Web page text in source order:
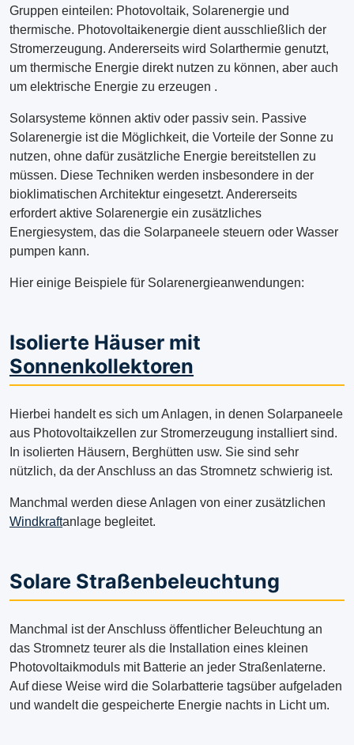
Gruppen einteilen: Photovoltaik, Solarenergie und
thermische. Photovoltaikenergie dient ausschließlich der
Stromerzeugung. Andererseits wird Solarthermie genutzt,
um thermische Energie direkt nutzen zu können, aber auch
um elektrische Energie zu erzeugen .
Solarsysteme können aktiv oder passiv sein. Passive
Solarenergie ist die Möglichkeit, die Vorteile der Sonne zu
nutzen, ohne dafür zusätzliche Energie bereitstellen zu
müssen. Diese Techniken werden insbesondere in der
bioklimatischen Architektur eingesetzt. Andererseits
erfordert aktive Solarenergie ein zusätzliches
Energiesystem, das die Solarpaneele steuern oder Wasser
pumpen kann.
Hier einige Beispiele für Solarenergieanwendungen:
Isolierte Häuser mit
Sonnenkollektoren
Hierbei handelt es sich um Anlagen, in denen Solarpaneele
aus Photovoltaikzellen zur Stromerzeugung installiert sind.
In isolierten Häusern, Berghütten usw. Sie sind sehr
nützlich, da der Anschluss an das Stromnetz schwierig ist.
Manchmal werden diese Anlagen von einer zusätzlichen
Windkraftanlage begleitet.
Solare Straßenbeleuchtung
Manchmal ist der Anschluss öffentlicher Beleuchtung an
das Stromnetz teurer als die Installation eines kleinen
Photovoltaikmoduls mit Batterie an jeder Straßenlaterne.
Auf diese Weise wird die Solarbatterie tagsüber aufgeladen
und wandelt die gespeicherte Energie nachts in Licht um.